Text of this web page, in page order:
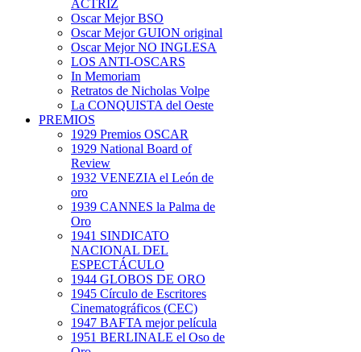
ACTRIZ
Oscar Mejor BSO
Oscar Mejor GUION original
Oscar Mejor NO INGLESA
LOS ANTI-OSCARS
In Memoriam
Retratos de Nicholas Volpe
La CONQUISTA del Oeste
PREMIOS
1929 Premios OSCAR
1929 National Board of
Review
1932 VENEZIA el León de
oro
1939 CANNES la Palma de
Oro
1941 SINDICATO
NACIONAL DEL
ESPECTÁCULO
1944 GLOBOS DE ORO
1945 Círculo de Escritores
Cinematográficos (CEC)
1947 BAFTA mejor película
1951 BERLINALE el Oso de